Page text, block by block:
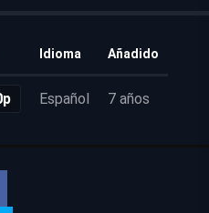
Idioma Añadido
Español 7 años